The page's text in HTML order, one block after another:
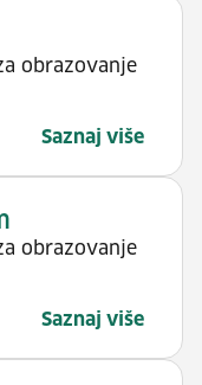
obrazovanje
Saznaj više
obrazovanje
Saznaj više